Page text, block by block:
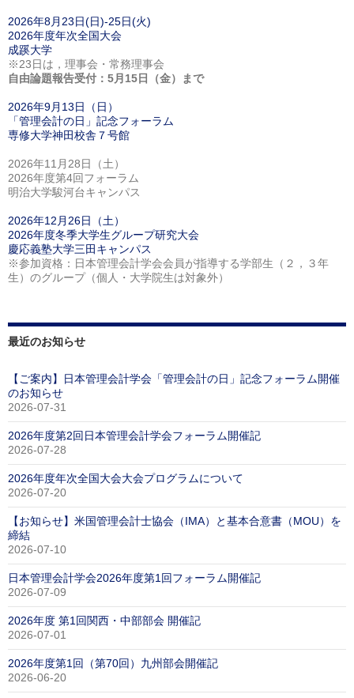
2026年8月23日(日)-25日(火)
2026年度年次全国大会
成蹊大学
※23日は，理事会・常務理事会
自由論題報告受付：5月15日（金）まで
2026年9月13日（日）
「管理会計の日」記念フォーラム
専修大学神田校舎７号館
2026年11月28日（土）
2026年度第4回フォーラム
明治大学駿河台キャンパス
2026年12月26日（土）
2026年度冬季大学生グループ研究大会
慶応義塾大学三田キャンパス
※参加資格：日本管理会計学会会員が指導する学部生（２，３年
生）のグループ（個人・大学院生は対象外）
最近のお知らせ
【ご案内】日本管理会計学会「管理会計の日」記念フォーラム開催
のお知らせ
2026-07-31
2026年度第2回日本管理会計学会フォーラム開催記
2026-07-28
2026年度年次全国大会大会プログラムについて
2026-07-20
【お知らせ】米国管理会計士協会（IMA）と基本合意書（MOU）を
締結
2026-07-10
日本管理会計学会2026年度第1回フォーラム開催記
2026-07-09
2026年度 第1回関西・中部部会 開催記
2026-07-01
2026年度第1回（第70回）九州部会開催記
2026-06-20